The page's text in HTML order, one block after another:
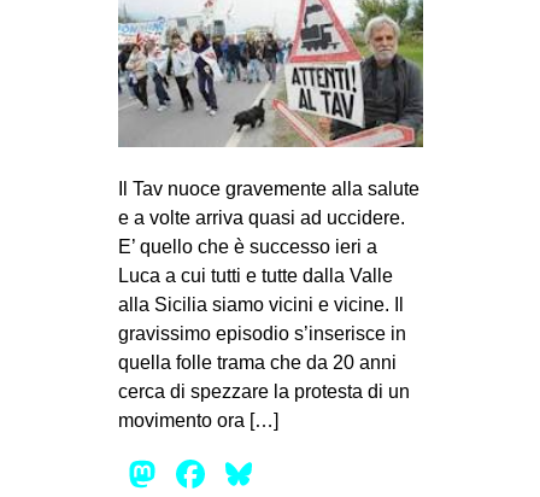
CSOA LAMBRETTA
MSM
STUDENTI TSUNAMI
MILANO
MOBILITAZIONI
SPAZI
SPORT POPOLARE
MOVIMENTI
AMBIENTE
ANTIFASCISMO
Il Tav nuoce gravemente alla salute
e a volte arriva quasi ad uccidere.
E’ quello che è successo ieri a
Luca a cui tutti e tutte dalla Valle
alla Sicilia siamo vicini e vicine. Il
gravissimo episodio s’inserisce in
quella folle trama che da 20 anni
cerca di spezzare la protesta di un
movimento ora […]
Mastodon
Facebook